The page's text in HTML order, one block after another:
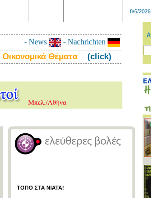
8/6/2026
- News - Nachrichten
Οικονομικά Θέματα (click)
ΤΟΠΟ ΣΤΑ ΝΙΑΤΑ!